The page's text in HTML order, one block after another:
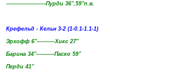
----------------------Пурди 36",59"п.в.
Крефельд - Кельн 3-2 (1-0.1-1.1-1)
Эрхофф 6"----------Хикс 27"
Барина 34"----------Паско 59"
Перди 41"